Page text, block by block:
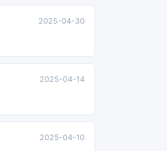
2025-04-30
2025-04-14
2025-04-10